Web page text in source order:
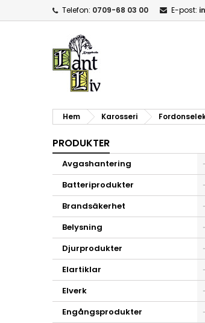
Telefon: 0709-68 03 00 E-post:
Hem Karosseri
PRODUKTER
Avgashantering
Batteriprodukter
Brandsäkerhet
Belysning
Djurprodukter
Elartiklar
Elverk
Engångsprodukter